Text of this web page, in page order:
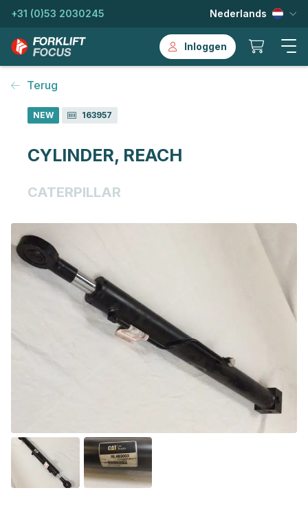
+31 (0)53 2030245 Nederlands
Inloggen
Terug
NEW 163957
CYLINDER, REACH
CATERPILLAR